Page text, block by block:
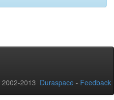
2013 Duraspace - Feedback